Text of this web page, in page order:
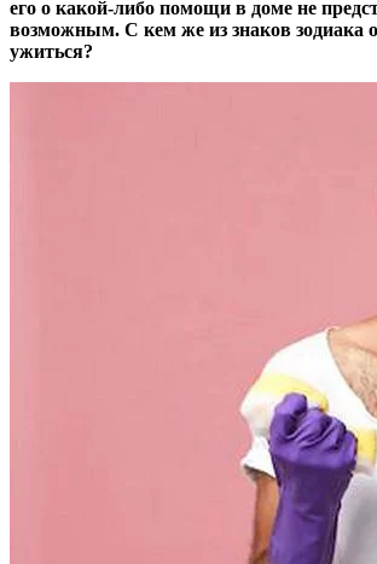
его о какой-либо помощи в доме не
возможным. С кем же из знаков зодиака
ужиться?